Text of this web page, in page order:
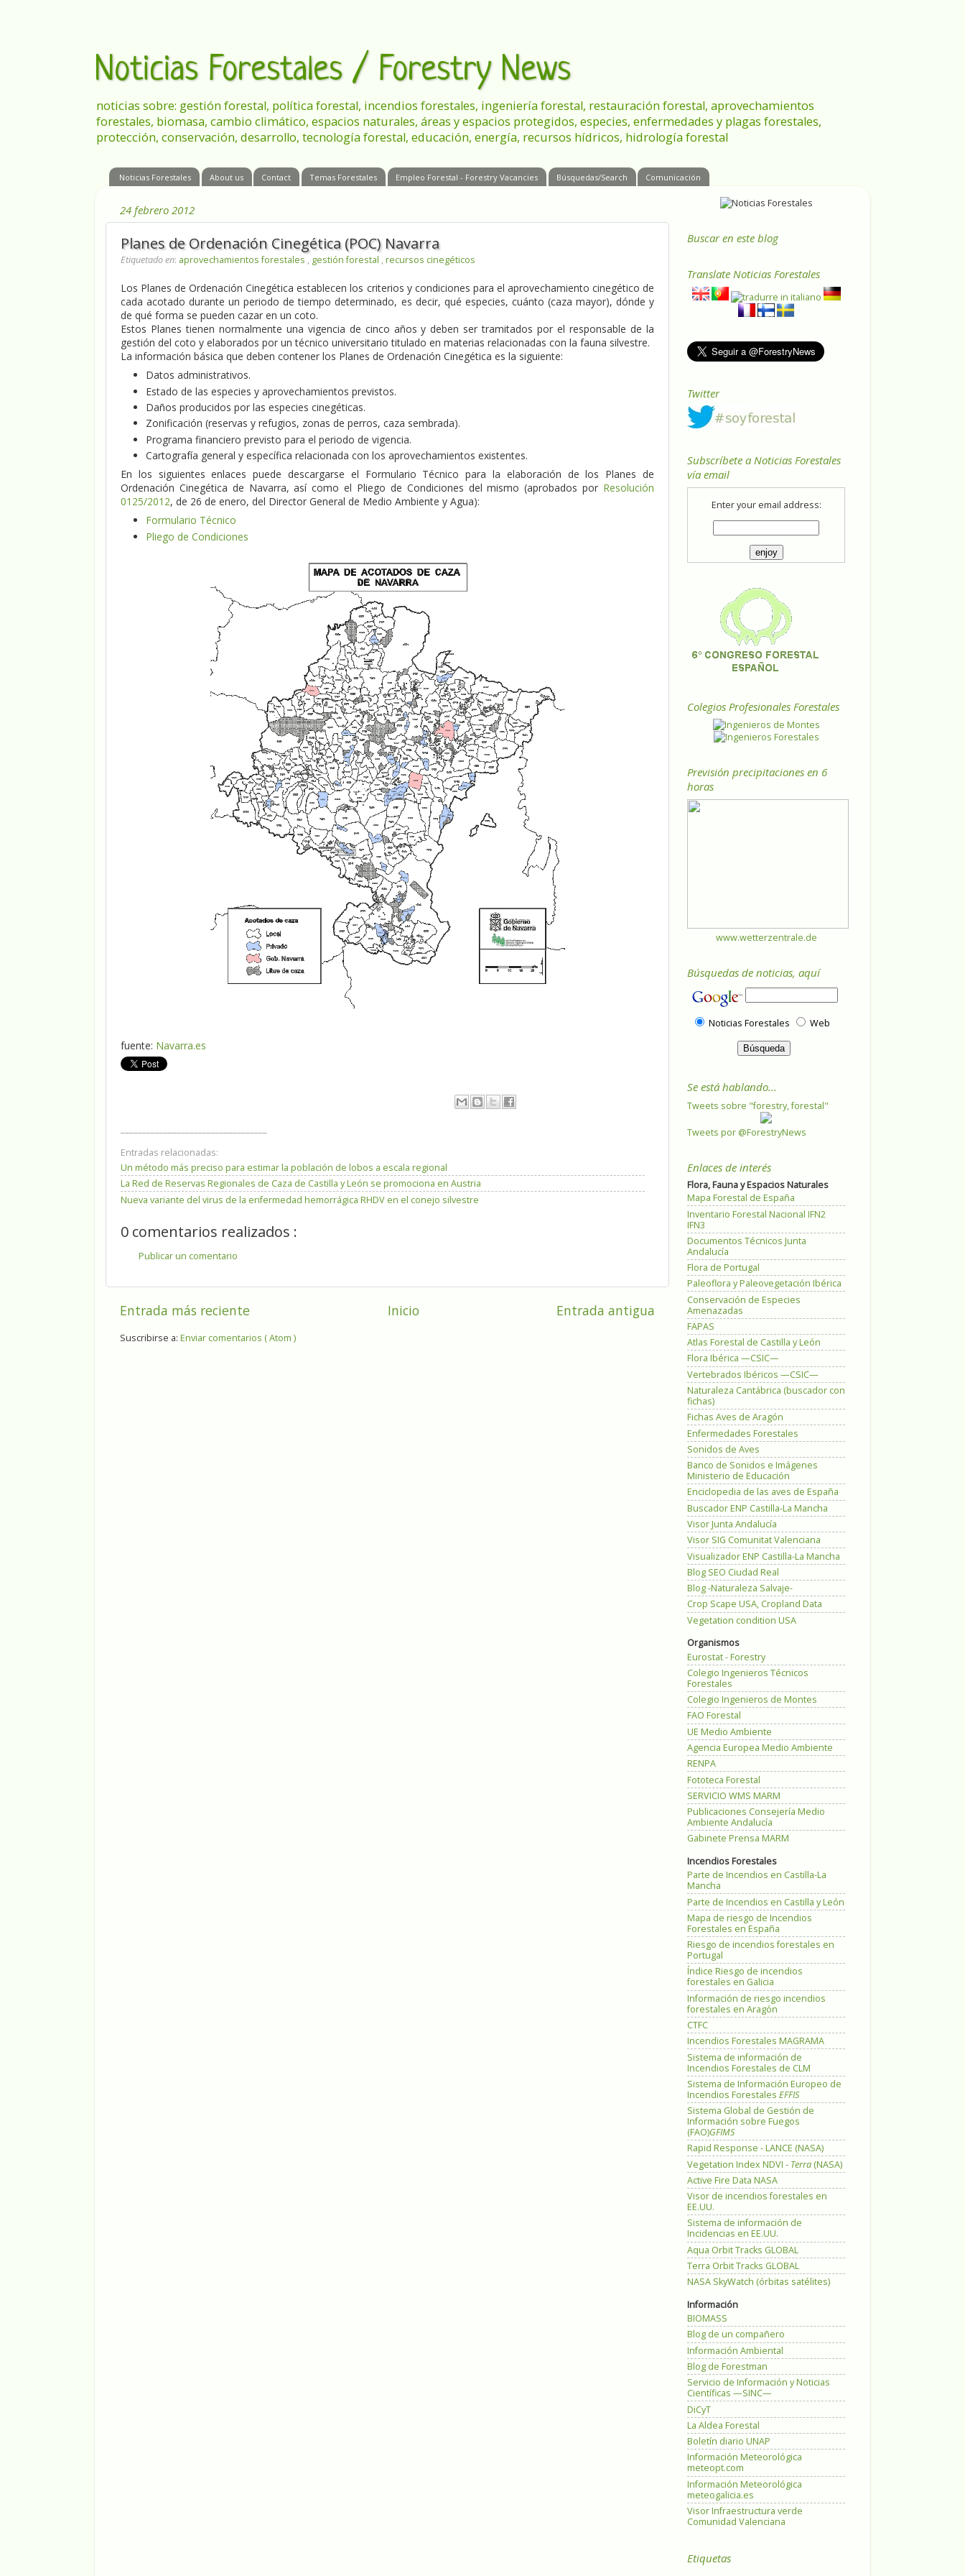
Noticias Forestales / Forestry News
noticias sobre: gestión forestal, política forestal, incendios forestales, ingeniería forestal, restauración forestal, aprovechamientos
forestales, biomasa, cambio climático, espacios naturales, áreas y espacios protegidos, especies, enfermedades y plagas forestales,
protección, conservación, desarrollo, tecnología forestal, educación, energía, recursos hídricos, hidrología forestal
Noticias Forestales About us Contact Temas Forestales Empleo Forestal - Forestry Vacancies Búsquedas/Search Comunicación
24 febrero 2012
Planes de Ordenación Cinegética (POC) Navarra
Etiquetado en: aprovechamientos forestales , gestión forestal , recursos cinegéticos
Los Planes de Ordenación Cinegética establecen los criterios y condiciones para el aprovechamiento cinegético de
cada acotado durante un periodo de tiempo determinado, es decir, qué especies, cuánto (caza mayor), dónde y
de qué forma se pueden cazar en un coto.
Estos Planes tienen normalmente una vigencia de cinco años y deben ser tramitados por el responsable de la
gestión del coto y elaborados por un técnico universitario titulado en materias relacionadas con la fauna silvestre.
La información básica que deben contener los Planes de Ordenación Cinegética es la siguiente:
Datos administrativos.
Estado de las especies y aprovechamientos previstos.
Daños producidos por las especies cinegéticas.
Zonificación (reservas y refugios, zonas de perros, caza sembrada).
Programa financiero previsto para el periodo de vigencia.
Cartografía general y específica relacionada con los aprovechamientos existentes.
En los siguientes enlaces puede descargarse el Formulario Técnico para la elaboración de los Planes de
Ordenación Cinegética de Navarra, así como el Pliego de Condiciones del mismo (aprobados por Resolución
0125/2012, de 26 de enero, del Director General de Medio Ambiente y Agua):
Formulario Técnico
Pliego de Condiciones
fuente: Navarra.es
Entradas relacionadas:
Un método más preciso para estimar la población de lobos a escala regional
La Red de Reservas Regionales de Caza de Castilla y León se promociona en Austria
Nueva variante del virus de la enfermedad hemorrágica RHDV en el conejo silvestre
0 comentarios realizados :
Publicar un comentario
Entrada más reciente Entrada antigua
Inicio
Suscribirse a: Enviar comentarios ( Atom )
Buscar en este blog
Translate Noticias Forestales
Twitter
Subscríbete a Noticias Forestales
vía email
Enter your email address:
Colegios Profesionales Forestales
Previsión precipitaciones en 6
horas
www.wetterzentrale.de
Búsquedas de noticias, aquí
Noticias Forestales Web
Se está hablando...
Tweets sobre "forestry, forestal"
Tweets por @ForestryNews
Enlaces de interés
Flora, Fauna y Espacios Naturales
Mapa Forestal de España
Inventario Forestal Nacional IFN2
IFN3
Documentos Técnicos Junta
Andalucía
Flora de Portugal
Paleoflora y Paleovegetación Ibérica
Conservación de Especies
Amenazadas
FAPAS
Atlas Forestal de Castilla y León
Flora Ibérica —CSIC—
Vertebrados Ibéricos —CSIC—
Naturaleza Cantábrica (buscador con
fichas)
Fichas Aves de Aragón
Enfermedades Forestales
Sonidos de Aves
Banco de Sonidos e Imágenes
Ministerio de Educación
Enciclopedia de las aves de España
Buscador ENP Castilla-La Mancha
Visor Junta Andalucía
Visor SIG Comunitat Valenciana
Visualizador ENP Castilla-La Mancha
Blog SEO Ciudad Real
Blog -Naturaleza Salvaje-
Crop Scape USA, Cropland Data
Vegetation condition USA
Organismos
Eurostat - Forestry
Colegio Ingenieros Técnicos
Forestales
Colegio Ingenieros de Montes
FAO Forestal
UE Medio Ambiente
Agencia Europea Medio Ambiente
RENPA
Fototeca Forestal
SERVICIO WMS MARM
Publicaciones Consejería Medio
Ambiente Andalucía
Gabinete Prensa MARM
Incendios Forestales
Parte de Incendios en Castilla-La
Mancha
Parte de Incendios en Castilla y León
Mapa de riesgo de Incendios
Forestales en España
Riesgo de incendios forestales en
Portugal
Índice Riesgo de incendios
forestales en Galicia
Información de riesgo incendios
forestales en Aragón
CTFC
Incendios Forestales MAGRAMA
Sistema de información de
Incendios Forestales de CLM
Sistema de Información Europeo de
Incendios Forestales EFFIS
Sistema Global de Gestión de
Información sobre Fuegos
(FAO)GFIMS
Rapid Response - LANCE (NASA)
Vegetation Index NDVI - Terra (NASA)
Active Fire Data NASA
Visor de incendios forestales en
EE.UU.
Sistema de información de
Incidencias en EE.UU.
Aqua Orbit Tracks GLOBAL
Terra Orbit Tracks GLOBAL
NASA SkyWatch (órbitas satélites)
Información
BIOMASS
Blog de un compañero
Información Ambiental
Blog de Forestman
Servicio de Información y Noticias
Científicas —SINC—
DiCyT
La Aldea Forestal
Boletín diario UNAP
Información Meteorológica
meteopt.com
Información Meteorológica
meteogalicia.es
Visor Infraestructura verde
Comunidad Valenciana
Etiquetas